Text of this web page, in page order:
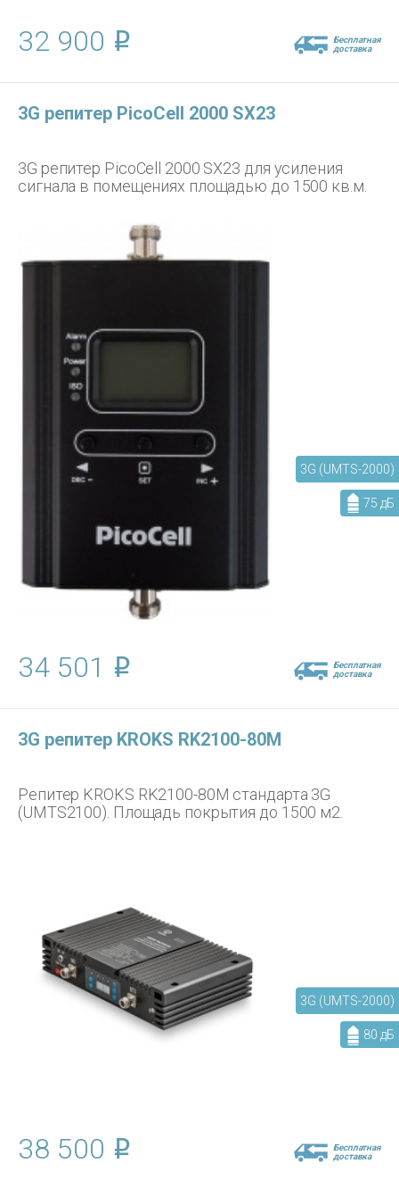
32 900
Бесплатная
доставка
3G репитер PicoCell 2000 SX23
3G репитер PicoCell 2000 SX23 для усиления
сигнала в помещениях площадью до 1500 кв.м.
3G (UMTS-2000)
75 дБ
34 501
Бесплатная
доставка
3G репитер KROKS RK2100-80M
Репитер KROKS RK2100-80M стандарта 3G
(UMTS2100). Площадь покрытия до 1500 м2.
3G (UMTS-2000)
80 дБ
38 500
Бесплатная
доставка